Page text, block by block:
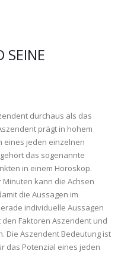
SEINE
durchaus als das
prägt in hohem
eines jeden einzelnen
das sogenannte
in einem Horoskop.
kann die Achsen
die Aussagen im
individuelle Aussagen
Faktoren Aszendent und
Die Aszendent Bedeutung ist
das Potenzial eines jeden